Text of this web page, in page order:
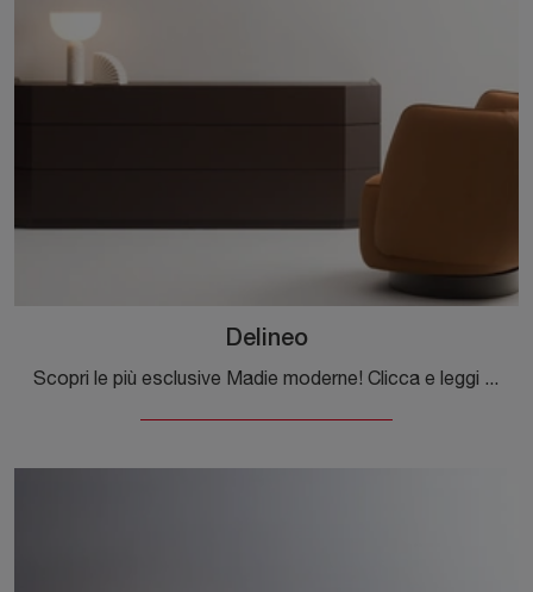
Delineo
Scopri le più esclusive Madie moderne! Clicca e leggi l'articolo: mobile soggiorno Delineo in laccato opaco, soluzione funzionale ed esteticamente ...